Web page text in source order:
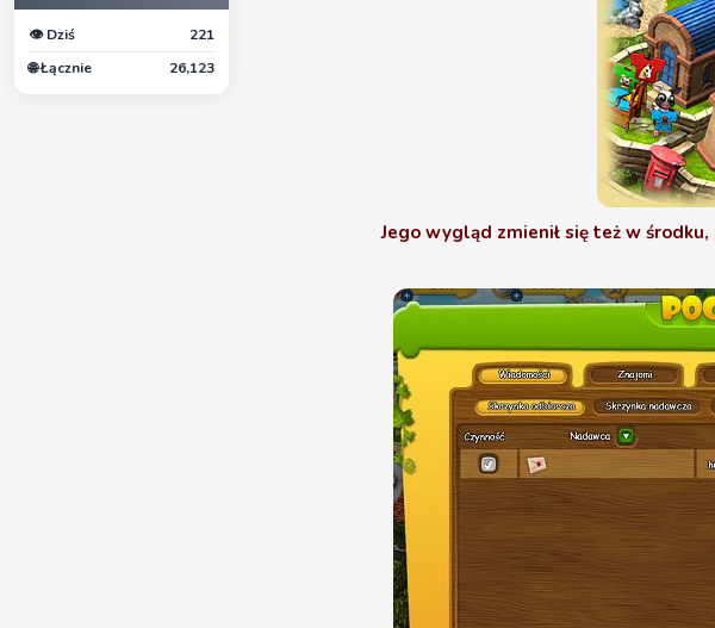
👁 Dziś
221
🌐 Łącznie
26,123
Jego wygląd zmienił się też w